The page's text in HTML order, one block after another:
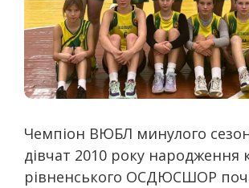
Чемпіон ВЮБЛ минулого
дівчат 2010 року народження
рівненського ОСДЮСШОР